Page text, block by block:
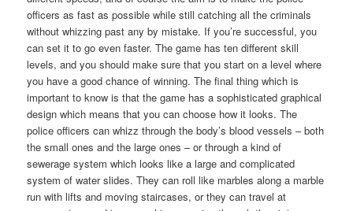
officers as fast as possible while still catching all the criminals
without whizzing past any by mistake. If you’re successful, you
can set it to go even faster. The game has ten different skill
levels, and you should make sure that you start on a level where
you have a good chance of winning. The final thing which is
important to know is that the game has a sophisticated graphical
design which means that you can choose how it looks. The
police officers can whizz through the body’s blood vessels – both
the small ones and the large ones – or through a kind of
sewerage system which looks like a large and complicated
system of water slides. They can roll like marbles along a marble
run with lifts and moving staircases, or they can travel at